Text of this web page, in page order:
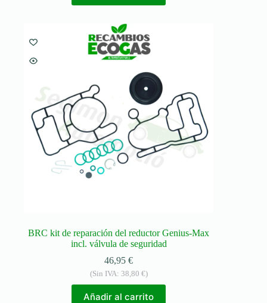
BRC kit de reparación del reductor Genius-Max
incl. válvula de seguridad
46,95€
(Sin IVA: 38,80 €)
Añadir al carrito